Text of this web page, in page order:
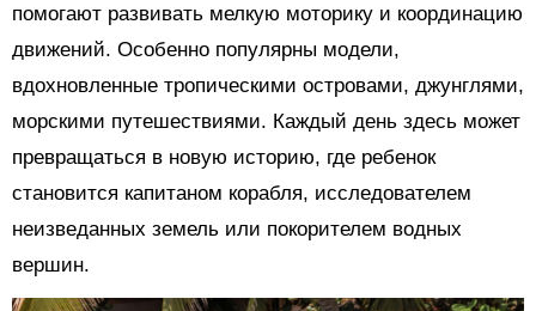
помогают развивать мелкую моторику и координацию
движений. Особенно популярны модели,
вдохновленные тропическими островами, джунглями,
морскими путешествиями. Каждый день здесь может
превращаться в новую историю, где ребенок
становится капитаном корабля, исследователем
неизведанных земель или покорителем водных
вершин.